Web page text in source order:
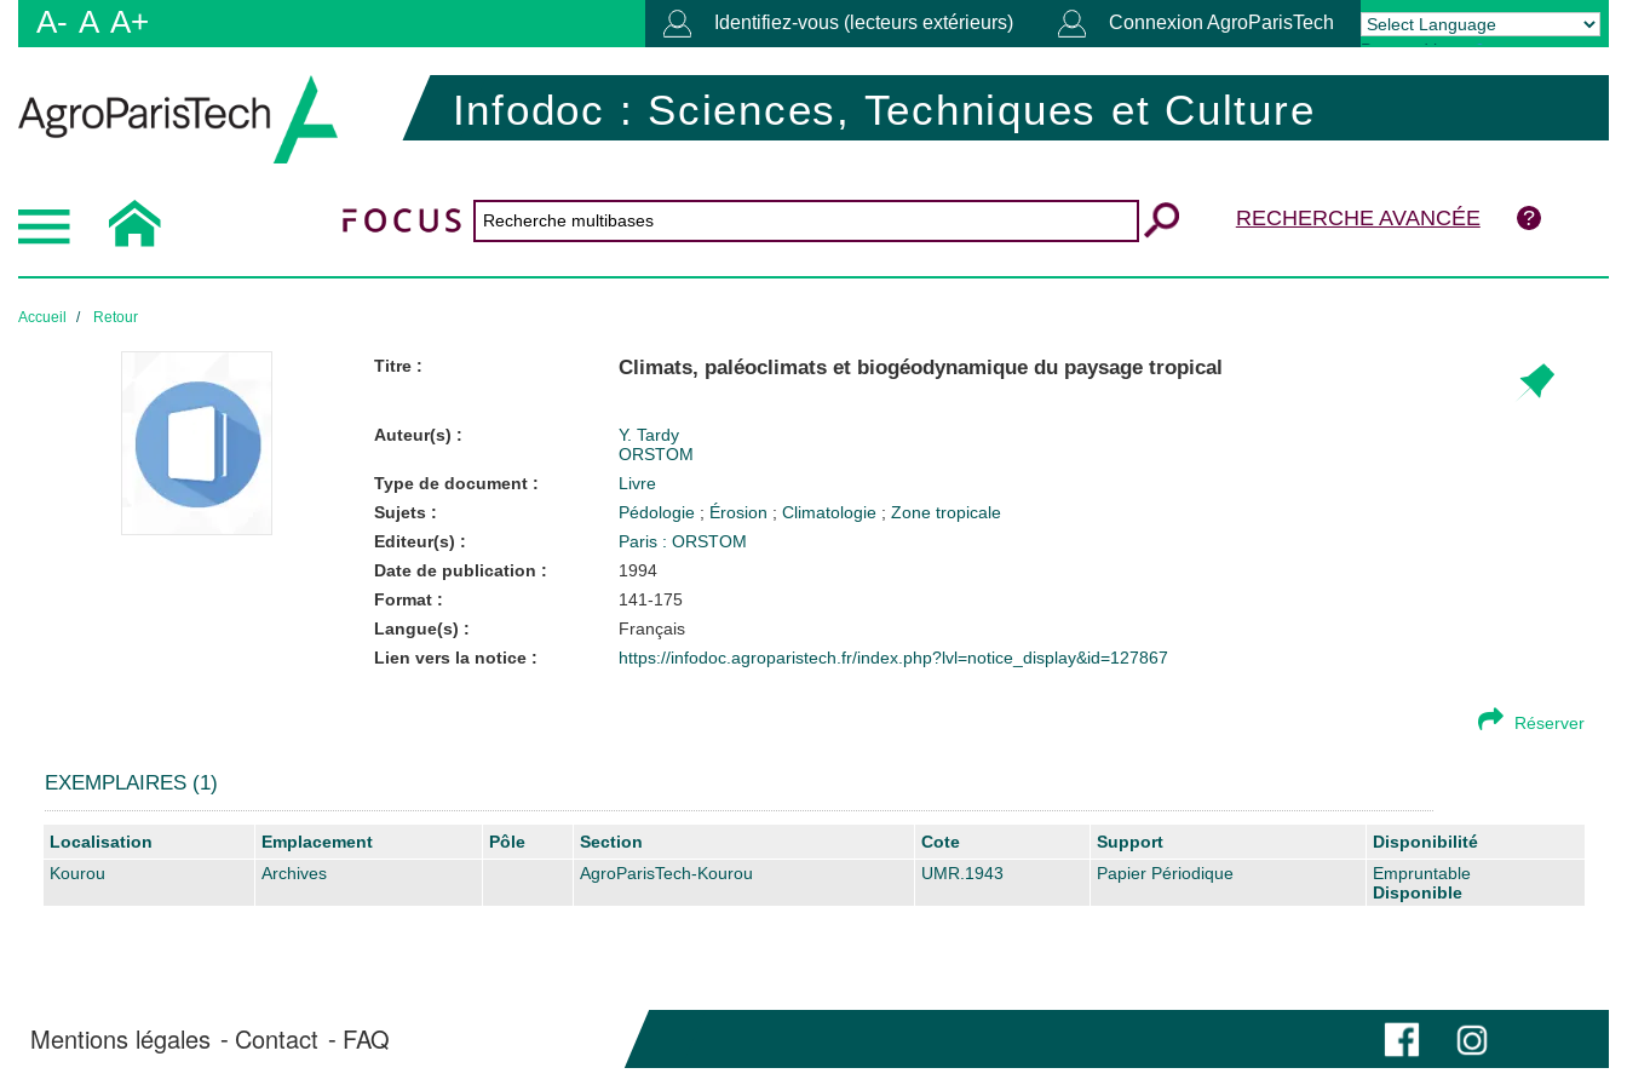
A- A A+ Identifiez-vous (lecteurs extérieurs) Connexion AgroParisTech
Powered by Translate
Infodoc : Sciences, Techniques et Culture
RECHERCHE AVANCÉE
Accueil Retour
Titre : Climats, paléoclimats et biogéodynamique du paysage tropical
Auteur(s) :
Y. Tardy
ORSTOM
Type de document :
Livre
Sujets :
Pédologie ; Érosion ; Climatologie ; Zone tropicale
Editeur(s) :
Paris : ORSTOM
Date de publication :
1994
Format :
141-175
Langue(s) :
Français
Lien vers la notice :
https://infodoc.agroparistech.fr/index.php?lvl=notice_display&id=127867
Réserver
EXEMPLAIRES (1)
Liste des exemplaires
Localisation Emplacement Pôle Section Cote Support
Disponibilité
Kourou
Archives AgroParisTech-Kourou UMR.1943 Papier Périodique
Empruntable
Disponible
Mentions légales Contact FAQ